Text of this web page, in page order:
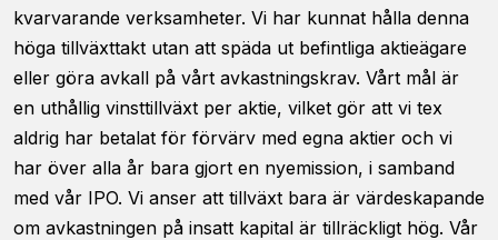
kvarvarande verksamheter. Vi har kunnat hålla denna
höga tillväxttakt utan att späda ut befintliga aktieägare
eller göra avkall på vårt avkastningskrav. Vårt mål är
en uthållig vinsttillväxt per aktie, vilket gör att vi tex
aldrig har betalat för förvärv med egna aktier och vi
har över alla år bara gjort en nyemission, i samband
med vår IPO. Vi anser att tillväxt bara är värdeskapande
om avkastningen på insatt kapital är tillräckligt hög. Vår